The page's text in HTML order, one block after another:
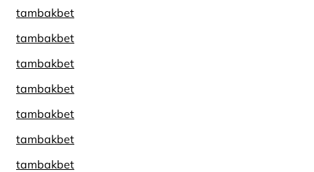
tambakbet
tambakbet
tambakbet
tambakbet
tambakbet
tambakbet
tambakbet